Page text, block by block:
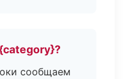
сообщаем